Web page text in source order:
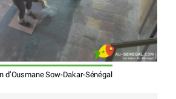
d’Ousmane Sow-Dakar-Sénégal